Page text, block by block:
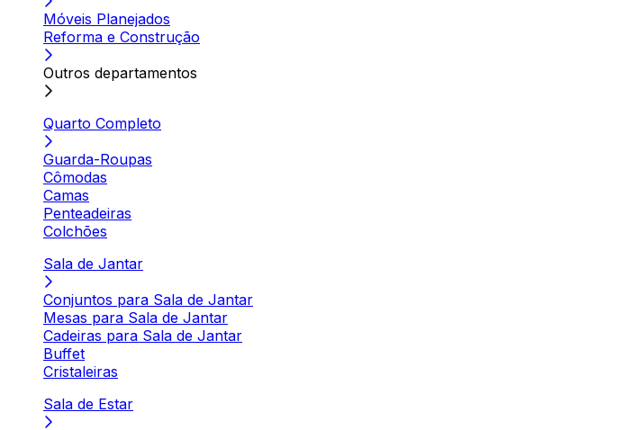
Móveis Planejados
Reforma e Construção
Outros departamentos
Quarto Completo
Guarda-Roupas
Cômodas
Camas
Penteadeiras
Colchões
Sala de Jantar
Conjuntos para Sala de Jantar
Mesas para Sala de Jantar
Cadeiras para Sala de Jantar
Buffet
Cristaleiras
Sala de Estar